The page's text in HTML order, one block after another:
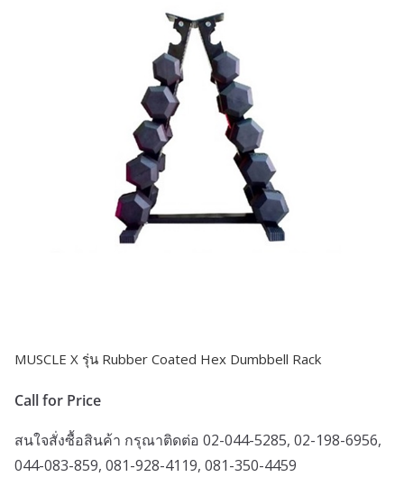
MUSCLE X รุ่น Rubber Coated Hex Dumbbell Rack
Call for Price
สนใจสั่งซื้อสินค้า กรุณาติดต่อ 02-044-5285, 02-198-6956,
044-083-859, 081-928-4119, 081-350-4459